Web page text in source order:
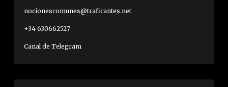
o
o
b
nocionescomunes@traficantes.net
+34 630662527
Canal de Telegram